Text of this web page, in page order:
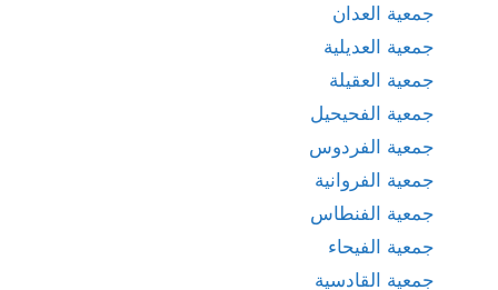
جمعية العدان
جمعية العديلية
جمعية العقيلة
جمعية الفحيحيل
جمعية الفردوس
جمعية الفروانية
جمعية الفنطاس
جمعية الفيحاء
جمعية القادسية